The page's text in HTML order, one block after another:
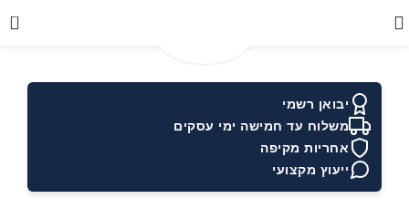
0
יבואן רשמי
משלוח עד חמישה ימי עסקים
אחריות מקיפה
ייעוץ מקצועי